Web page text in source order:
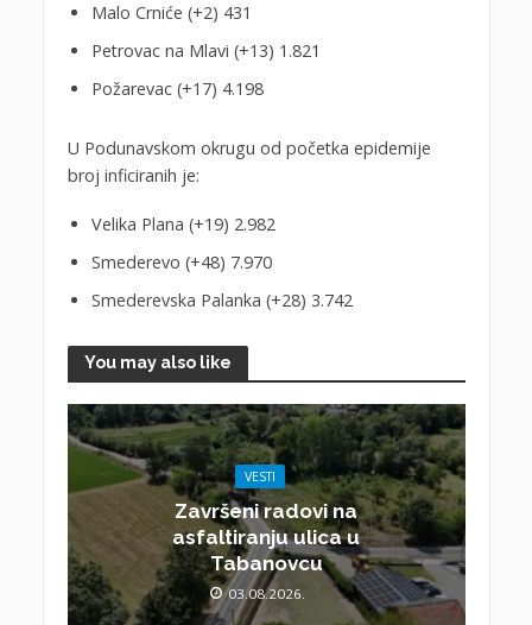
Malo Crniće (+2) 431
Petrovac na Mlavi (+13) 1.821
Požarevac (+17) 4.198
U Podunavskom okrugu od početka epidemije
broj inficiranih je:
Velika Plana (+19) 2.982
Smederevo (+48) 7.970
Smederevska Palanka (+28) 3.742
You may also like
VESTI
Završeni radovi na
asfaltiranju ulica u
Tabanovcu
03.08.2026.